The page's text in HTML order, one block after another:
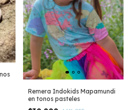
Remera Indokids Mapamundi
en tonos pasteles